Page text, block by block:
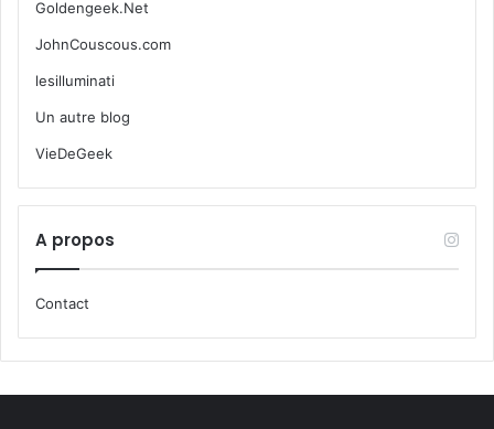
Goldengeek.Net
JohnCouscous.com
lesilluminati
Un autre blog
VieDeGeek
A propos
Contact